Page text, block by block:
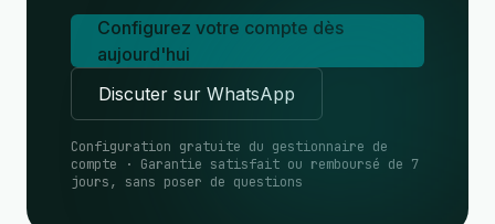
Configurez votre compte dès
aujourd'hui
Discuter sur WhatsApp
Configuration gratuite du gestionnaire de
compte · Garantie satisfait ou remboursé de 7
jours, sans poser de questions